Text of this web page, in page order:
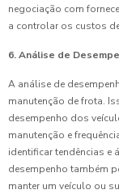
negociação com
a controlar os custos
6. Análise de
A análise de
manutenção de frota.
desempenho dos
manutenção e
identificar tendências e
desempenho também
manter um veículo ou